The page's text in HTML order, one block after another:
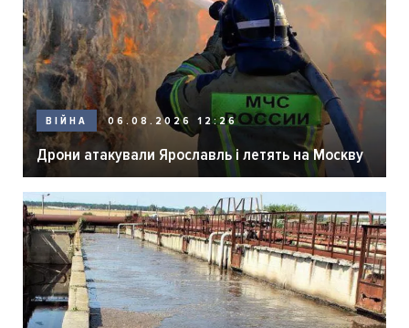
ВІЙНА 06.08.2026 12:26
Дрони атакували Ярославль і летять на Москву